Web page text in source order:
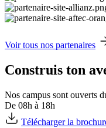
Voir tous nos partenaires
Construis ton
Nos campus sont ouverts
De 08h à 18h
Télécharger la